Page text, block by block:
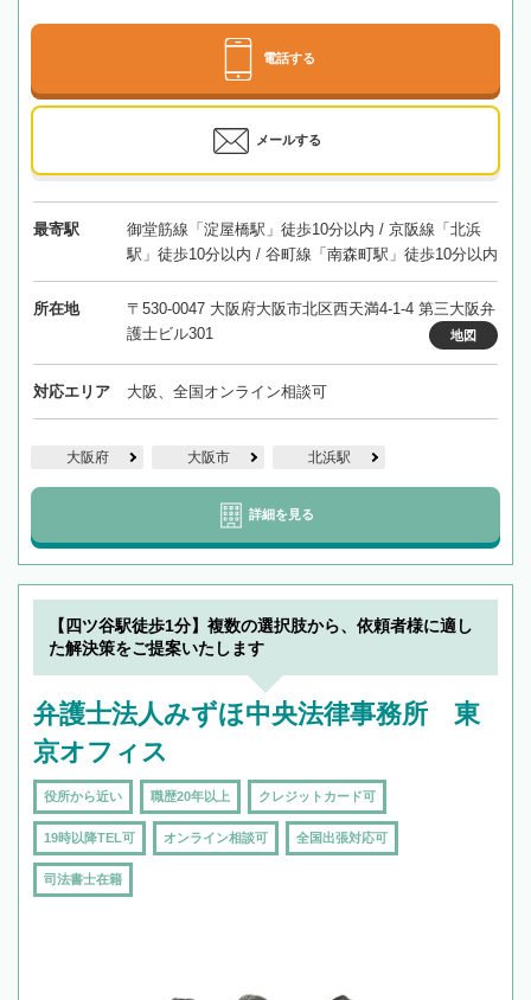
電話する
メールする
最寄駅
御堂筋線「淀屋橋駅」徒歩10分以内 / 京阪線「北浜
駅」徒歩10分以内 / 谷町線「南森町駅」徒歩10分以内
所在地
〒530-0047 大阪府大阪市北区西天満4-1-4 第三大阪弁
護士ビル301
地図
対応エリア 大阪、全国オンライン相談可
大阪府 大阪市 北浜駅
詳細を見る
【四ツ谷駅徒歩1分】複数の選択肢から、依頼者様に適し
た解決策をご提案いたします
弁護士法人みずほ中央法律事務所 東
京オフィス
役所から近い 職歴20年以上 クレジットカード可
19時以降TEL可 オンライン相談可 全国出張対応可
司法書士在籍